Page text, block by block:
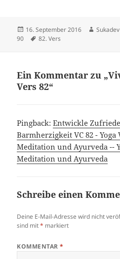
Veröffentlicht
am
16. September 2016 Autor
Sukadev
90
Schlagwörter
82. Vers
Ein Kommentar zu
Vers 82“
Pingback:Entwickle
Barmherzigkeit VC 82 - Yoga
Meditation und Ayurveda --
Meditation und Ayurveda
Schreibe einen
Deine E-Mail-Adresse wird nicht
sind mit* markiert
KOMMENTAR*